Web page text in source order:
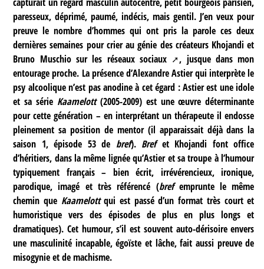
paresseux, déprimé, paumé, indécis, mais gentil. J’en veux pour
preuve le nombre d’hommes qui ont pris la parole ces deux
dernières semaines pour crier au génie des créateurs Khojandi et
Bruno Muschio sur les réseaux sociaux
, jusque dans mon
entourage proche. La présence d’Alexandre Astier qui interprète le
psy alcoolique n’est pas anodine à cet égard : Astier est une idole
et sa série Kaamelott(2005-2009) est une œuvre déterminante
pour cette génération – en interprétant un thérapeute il endosse
pleinement sa position de mentor (il apparaissait déjà dans la
saison 1, épisode 53 de bref). Bref et Khojandi font office
d’héritiers, dans la même lignée qu’Astier et sa troupe à l’humour
typiquement français – bien écrit, irrévérencieux, ironique,
parodique, imagé et très référencé (brefemprunte le même
chemin que Kaamelottqui est passé d’un format très court et
humoristique vers des épisodes de plus en plus longs et
dramatiques). Cet humour, s’il est souvent auto-dérisoire envers
une masculinité incapable, égoïste et lâche, fait aussi preuve de
misogynie et de machisme.